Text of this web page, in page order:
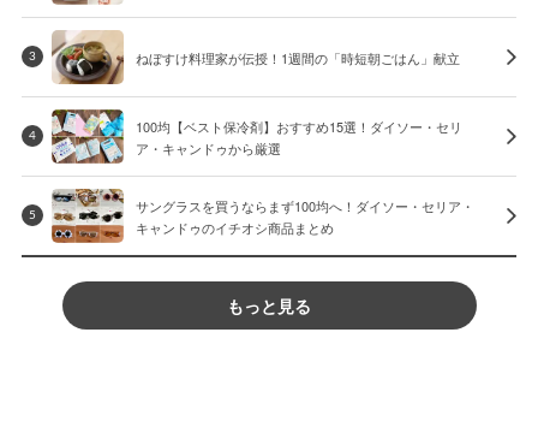
3 ねぼすけ料理家が伝授！1週間の「時短朝ごはん」献立
4
100均【ベスト保冷剤】おすすめ15選！ダイソー・セリ
ア・キャンドゥから厳選
5
サングラスを買うならまず100均へ！ダイソー・セリア・
キャンドゥのイチオシ商品まとめ
もっと見る